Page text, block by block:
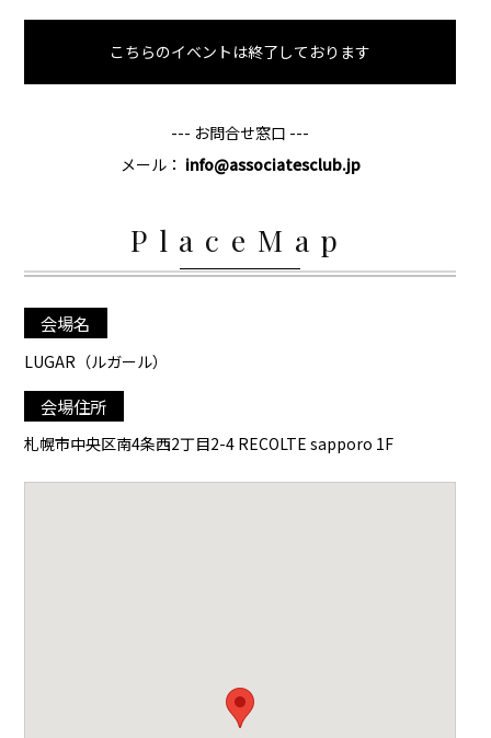
こちらのイベントは終了しております
--- お問合せ窓口 ---
メール： info@associatesclub.jp
PlaceMap
会場名
LUGAR（ルガール）
会場住所
札幌市中央区南4条西2丁目2-4 RECOLTE sapporo 1F